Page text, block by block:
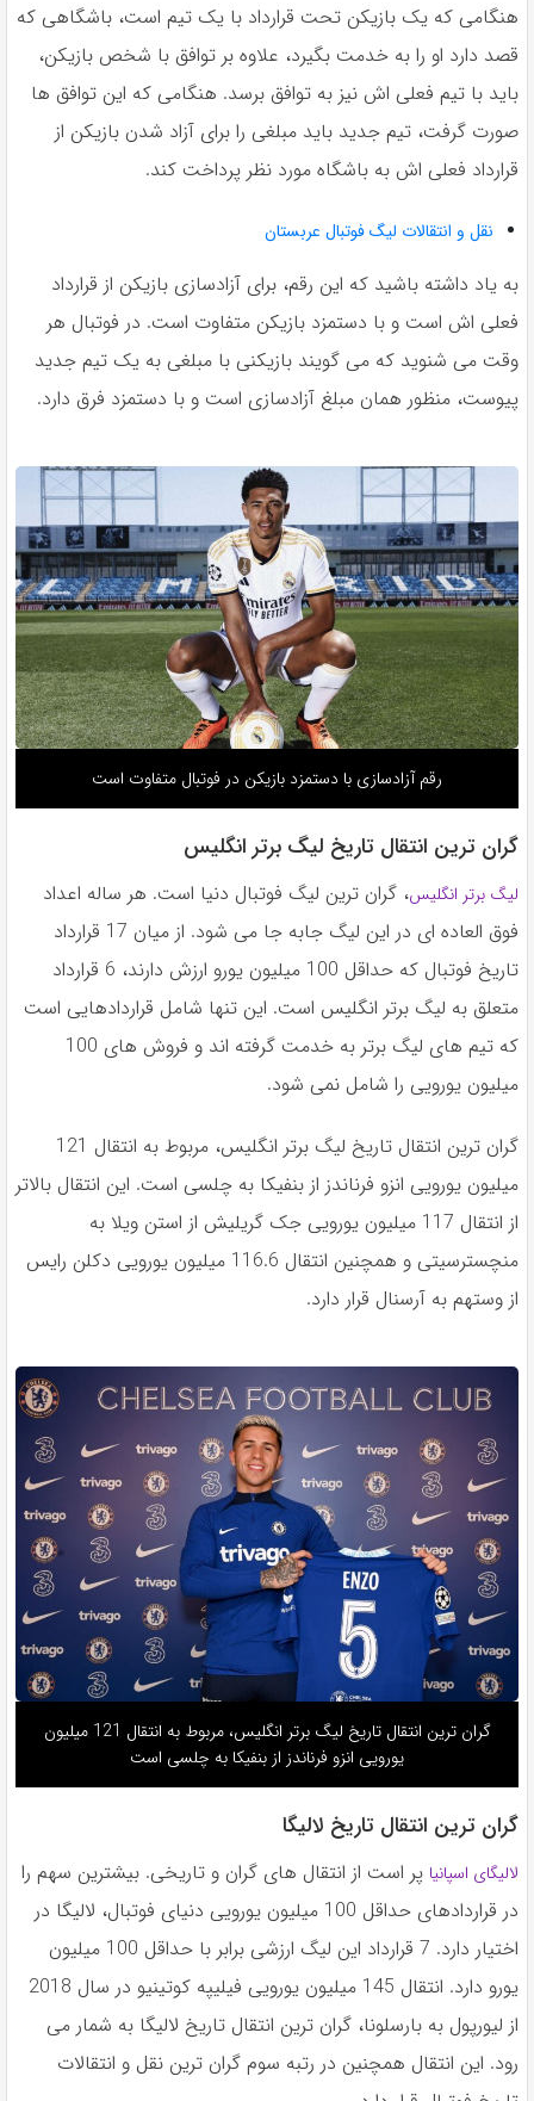
هنگامی که یک بازیکن تحت قرارداد با یک تیم است، باشگاهی که
قصد دارد او را به خدمت بگیرد، علاوه بر توافق با شخص بازیکن،
باید با تیم فعلی اش نیز به توافق برسد. هنگامی که این توافق ها
صورت گرفت، تیم جدید باید مبلغی را برای آزاد شدن بازیکن از
قرارداد فعلی اش به باشگاه مورد نظر پرداخت کند.
نقل و انتقالات لیگ فوتبال عربستان
به یاد داشته باشید که این رقم، برای آزادسازی بازیکن از قرارداد
فعلی اش است و با دستمزد بازیکن متفاوت است. در فوتبال هر
وقت می شنوید که می گویند بازیکنی با مبلغی به یک تیم جدید
پیوست، منظور همان مبلغ آزادسازی است و با دستمزد فرق دارد.
رقم آزادسازی با دستمزد بازیکن در فوتبال متفاوت است
گران ترین انتقال تاریخ لیگ برتر انگلیس
لیگ برتر انگلیس، گران ترین لیگ فوتبال دنیا است. هر ساله اعداد
فوق العاده ای در این لیگ جابه جا می شود. از میان 17 قرارداد
تاریخ فوتبال که حداقل 100 میلیون یورو ارزش دارند، 6 قرارداد
متعلق به لیگ برتر انگلیس است. این تنها شامل قراردادهایی است
که تیم های لیگ برتر به خدمت گرفته اند و فروش های 100
میلیون یورویی را شامل نمی شود.
گران ترین انتقال تاریخ لیگ برتر انگلیس، مربوط به انتقال 121
میلیون یورویی انزو فرناندز از بنفیکا به چلسی است. این انتقال بالاتر
از انتقال 117 میلیون یورویی جک گریلیش از استن ویلا به
منچسترسیتی و همچنین انتقال 116.6 میلیون یورویی دکلن رایس
از وستهم به آرسنال قرار دارد.
گران ترین انتقال تاریخ لیگ برتر انگلیس، مربوط به انتقال 121 میلیون
یورویی انزو فرناندز از بنفیکا به چلسی است
گران ترین انتقال تاریخ لالیگا
لالیگای اسپانیا پر است از انتقال های گران و تاریخی. بیشترین سهم را
در قراردادهای حداقل 100 میلیون یورویی دنیای فوتبال، لالیگا در
اختیار دارد. 7 قرارداد این لیگ ارزشی برابر با حداقل 100 میلیون
یورو دارد. انتقال 145 میلیون یورویی فیلیپه کوتینیو در سال 2018
از لیورپول به بارسلونا، گران ترین انتقال تاریخ لالیگا به شمار می
رود. این انتقال همچنین در رتبه سوم گران ترین نقل و انتقالات